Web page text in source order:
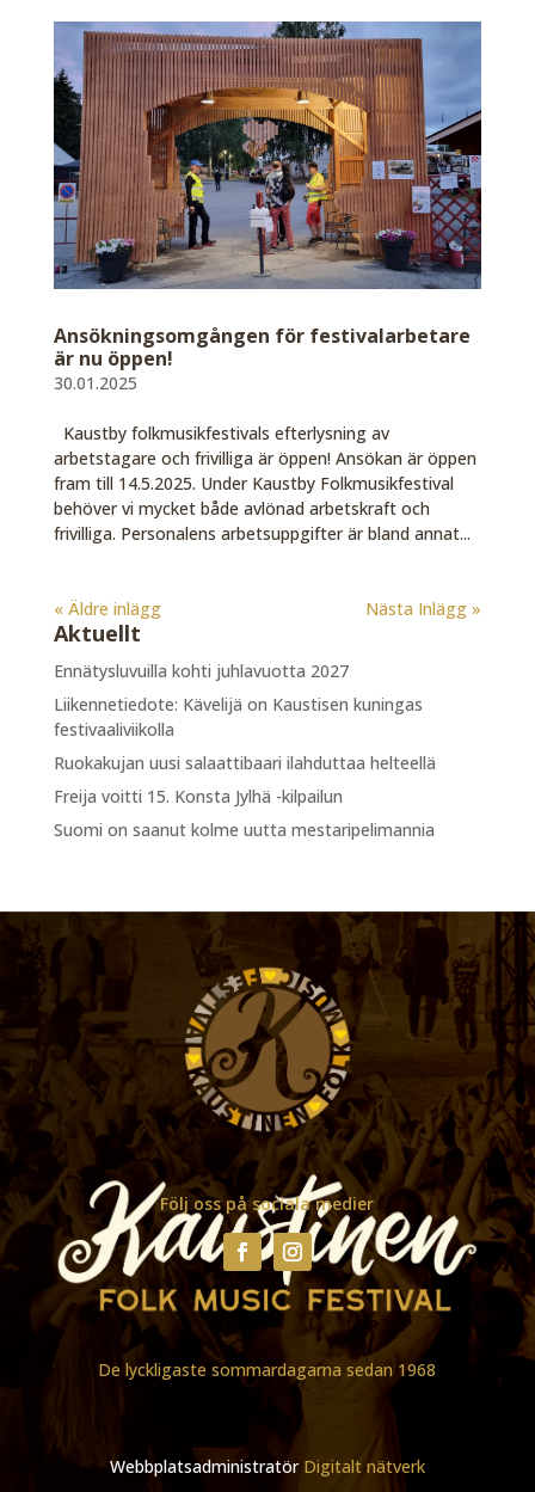
Ansökningsomgången för festivalarbetare
är nu öppen!
30.01.2025
Kaustby folkmusikfestivals efterlysning av
arbetstagare och frivilliga är öppen! Ansökan är öppen
fram till 14.5.2025. Under Kaustby Folkmusikfestival
behöver vi mycket både avlönad arbetskraft och
frivilliga. Personalens arbetsuppgifter är bland annat...
« Äldre inlägg Nästa Inlägg »
Aktuellt
Ennätysluvuilla kohti juhlavuotta 2027
Liikennetiedote: Kävelijä on Kaustisen kuningas
festivaaliviikolla
Ruokakujan uusi salaattibaari ilahduttaa helteellä
Freija voitti 15. Konsta Jylhä -kilpailun
Suomi on saanut kolme uutta mestaripelimannia
De lyckligaste sommardagarna sedan 1968
Följ oss på sociala medier
Webbplatsadministratör Digitalt nätverk